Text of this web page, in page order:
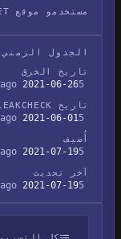
مستخدمو موقع LEAKCHECK.NET
الجدول الزمني
تاريخ الخرق
2021-06-26
تاريخ LEAKCHECK
2021-06-01
أُضيف
2021-07-19
آخر تحديث
2021-07-19